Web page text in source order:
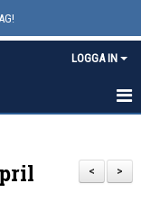
LOGGA IN
>
<